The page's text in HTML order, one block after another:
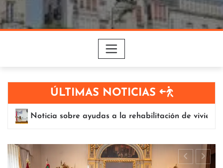
ÚLTIMAS NOTICIAS
en Vitoria-Gasteiz. Recepción a juntas